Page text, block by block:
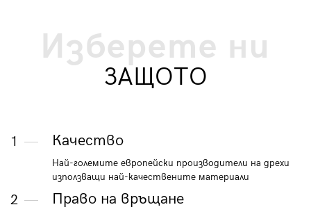
Изберете ни
ЗАЩОТО
1 Качество
Най-големите европейски производители на дрехи
използващи най-качествените материали
2 Право на връщане